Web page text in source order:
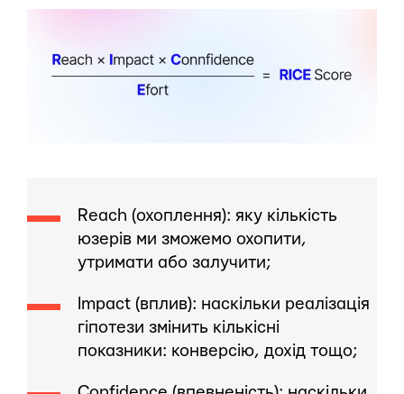
Reach (охоплення): яку кількість
юзерів ми зможемо охопити,
утримати або залучити;
Impact (вплив): наскільки реалізація
гіпотези змінить кількісні
показники: конверсію, дохід тощо;